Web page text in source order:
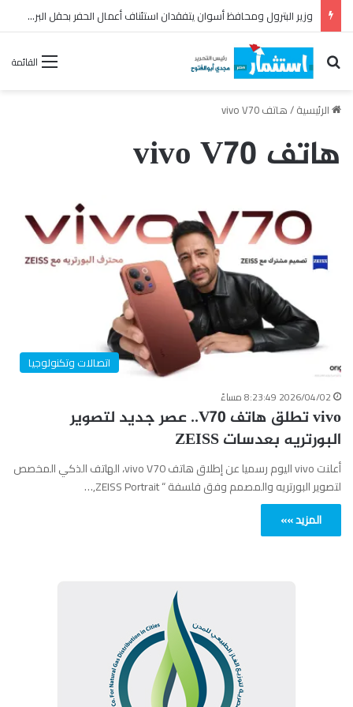
رئيس القابضة للبتروكيماويات يتفقد مصنع ووتك لإنتاج الواح MDF الخشبية من قش الأرز
القائمة بحث عن
الرئيسية/هاتف vivo V70
هاتف vivo V70
اتصالات وتكنولوجيا
2026/04/02 8:23:49 مساءً
vivo تطلق هاتف V70.. عصر جديد لتصوير
البورتريه بعدسات ZEISS
أعلنت vivo اليوم رسميا عن إطلاق هاتف vivo V70، الهاتف الذكي المخصص
لتصوير البورتريه والمصمم وفق فلسفة “ ZEISS Portrait,…
المزيد »»